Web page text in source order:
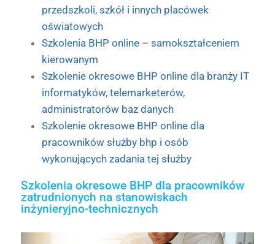
przedszkoli, szkół i innych placówek
oświatowych
Szkolenia BHP online – samokształceniem
kierowanym
Szkolenie okresowe BHP online dla branży IT
informatyków, telemarketerów,
administratorów baz danych
Szkolenie okresowe BHP online dla
pracowników służby bhp i osób
wykonujących zadania tej służby
Szkolenia okresowe BHP dla pracowników
zatrudnionych na stanowiskach
inżynieryjno-technicznych